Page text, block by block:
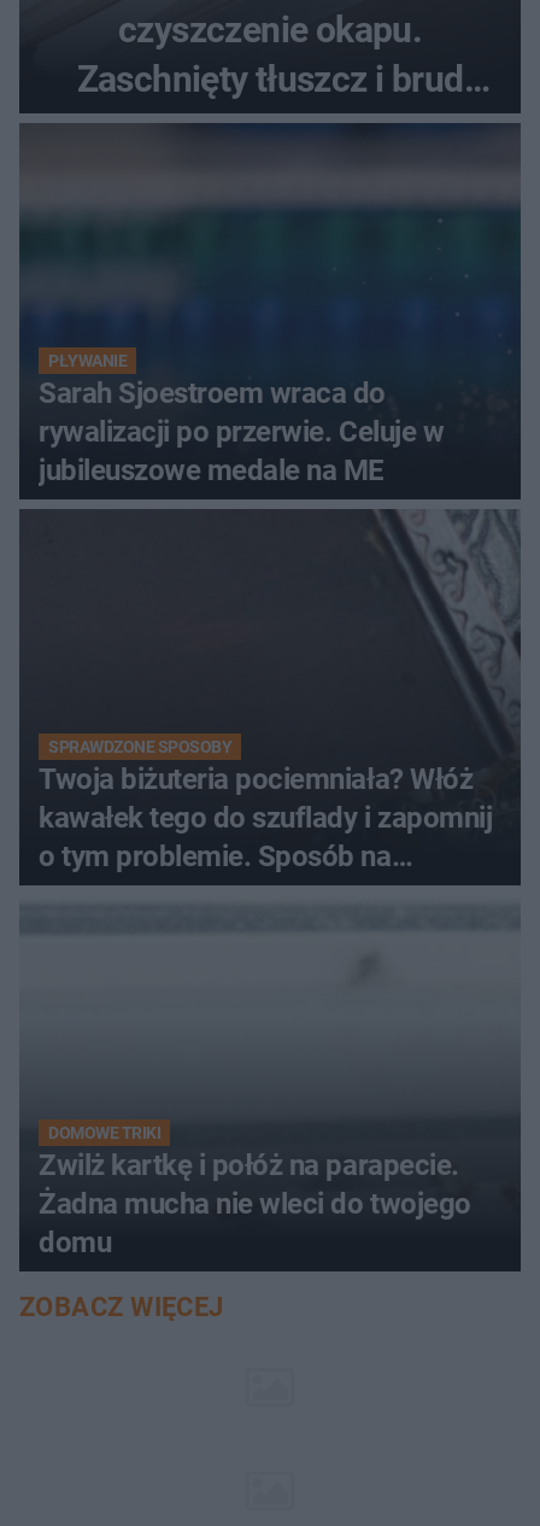
czyszczenie okapu.
Zaschnięty tłuszcz i brud
znikną bez szorowania
PŁYWANIE
Sarah Sjoestroem wraca do
rywalizacji po przerwie. Celuje w
jubileuszowe medale na ME
SPRAWDZONE SPOSOBY
Twoja biżuteria pociemniała? Włóż
kawałek tego do szuflady i zapomnij
o tym problemie. Sposób na
pociemniałą biżuterię
DOMOWE TRIKI
Zwilż kartkę i połóż na parapecie.
Żadna mucha nie wleci do twojego
domu
ZOBACZ WIĘCEJ